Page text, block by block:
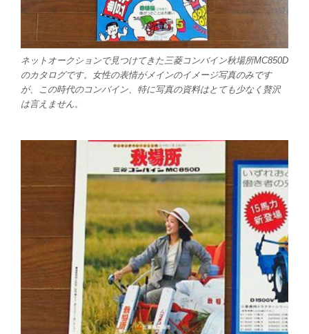
ネットオークションで見つけてきた三菱コンバイン秋場所MC850D
のカタログです。女性の表情がメインのイメージ写真のみです
が、この時代のコンバイン、特に写真の資料はとても少なく贅沢
は言えません。